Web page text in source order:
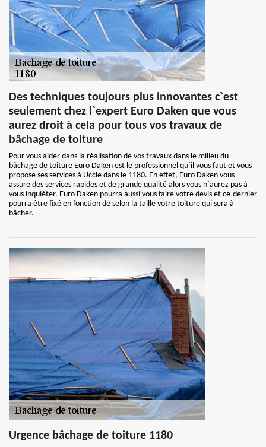
Des techniques toujours plus innovantes c`est
seulement chez l`expert Euro Daken que vous
aurez droit à cela pour tous vos travaux de
bâchage de toiture
Pour vous aider dans la réalisation de vos travaux dans le milieu du
bâchage de toiture Euro Daken est le professionnel qu`il vous faut et vous
propose ses services à Uccle dans le 1180. En effet, Euro Daken vous
assure des services rapides et de grande qualité alors vous n`aurez pas à
vous inquiéter. Euro Daken pourra aussi vous faire votre devis et ce-dernier
pourra être fixé en fonction de selon la taille votre toiture qui sera à
bâcher.
Urgence bâchage de toiture 1180